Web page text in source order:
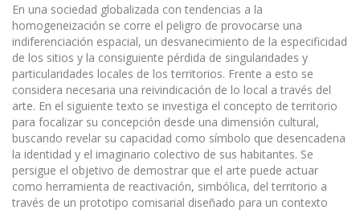
En una sociedad globalizada con tendencias a la
homogeneización se corre el peligro de provocarse una
indiferenciación espacial, un desvanecimiento de la especificidad
de los sitios y la consiguiente pérdida de singularidades y
particularidades locales de los territorios. Frente a esto se
considera necesaria una reivindicación de lo local a través del
arte. En el siguiente texto se investiga el concepto de territorio
para focalizar su concepción desde una dimensión cultural,
buscando revelar su capacidad como símbolo que desencadena
la identidad y el imaginario colectivo de sus habitantes. Se
persigue el objetivo de demostrar que el arte puede actuar
como herramienta de reactivación, simbólica, del territorio a
través de un prototipo comisarial diseñado para un contexto